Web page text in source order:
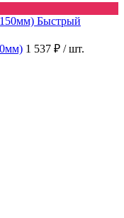
Быстрый
1 537 ₽ / шт.